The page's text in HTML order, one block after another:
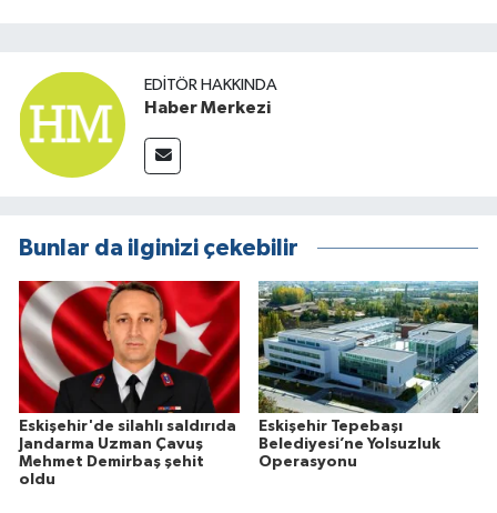
EDITÖR HAKKINDA
Haber Merkezi
Bunlar da ilginizi çekebilir
Eskişehir'de silahlı saldırıda
Jandarma Uzman Çavuş
Mehmet Demirbaş şehit
oldu
Eskişehir Tepebaşı
Belediyesi’ne Yolsuzluk
Operasyonu